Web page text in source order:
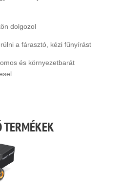
dolgozol
a fárasztó, kézi fűnyírást
és környezetbarát
TERMÉKEK